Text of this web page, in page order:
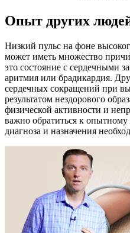
Опыт других
Низкий пульс на фоне
может иметь множество
это состояние с сердечными
аритмия или брадикардия.
сердечных сокращений при
результатом нездорового
физической активности и
важно обратиться к
диагноза и назначения